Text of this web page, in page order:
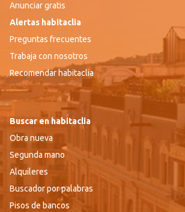
Anunciar gratis
Alertas habitaclia
Preguntas frecuentes
Trabaja con nosotros
Recomendar habitaclia
Buscar en habitaclia
Obra nueva
Segunda mano
Alquileres
Buscador por palabras
Pisos de bancos